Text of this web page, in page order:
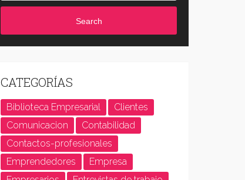
Search
CATEGORÍAS
Biblioteca Empresarial
Clientes
Comunicacion
Contabilidad
Contactos-profesionales
Emprendedores
Empresa